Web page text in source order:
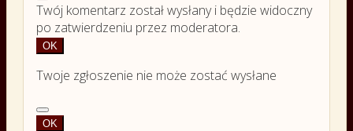
Twój komentarz został wysłany i będzie widoczny
po zatwierdzeniu przez moderatora.
OK
Twoje zgłoszenie nie może zostać wysłane
OK